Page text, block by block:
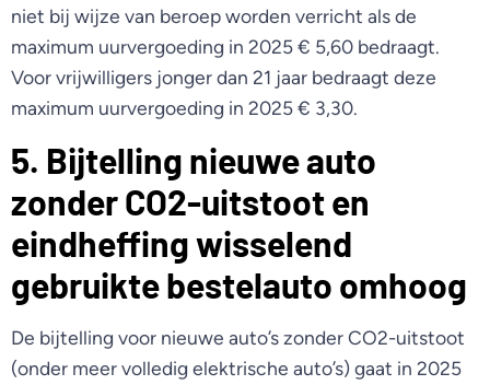
niet bij wijze van beroep worden verricht als de
maximum uurvergoeding in 2025 € 5,60 bedraagt.
Voor vrijwilligers jonger dan 21 jaar bedraagt deze
maximum uurvergoeding in 2025 € 3,30.
5. Bijtelling nieuwe auto
zonder CO2-uitstoot en
eindheffing wisselend
gebruikte bestelauto omhoog
De bijtelling voor nieuwe auto’s zonder CO2-uitstoot
(onder meer volledig elektrische auto’s) gaat in 2025